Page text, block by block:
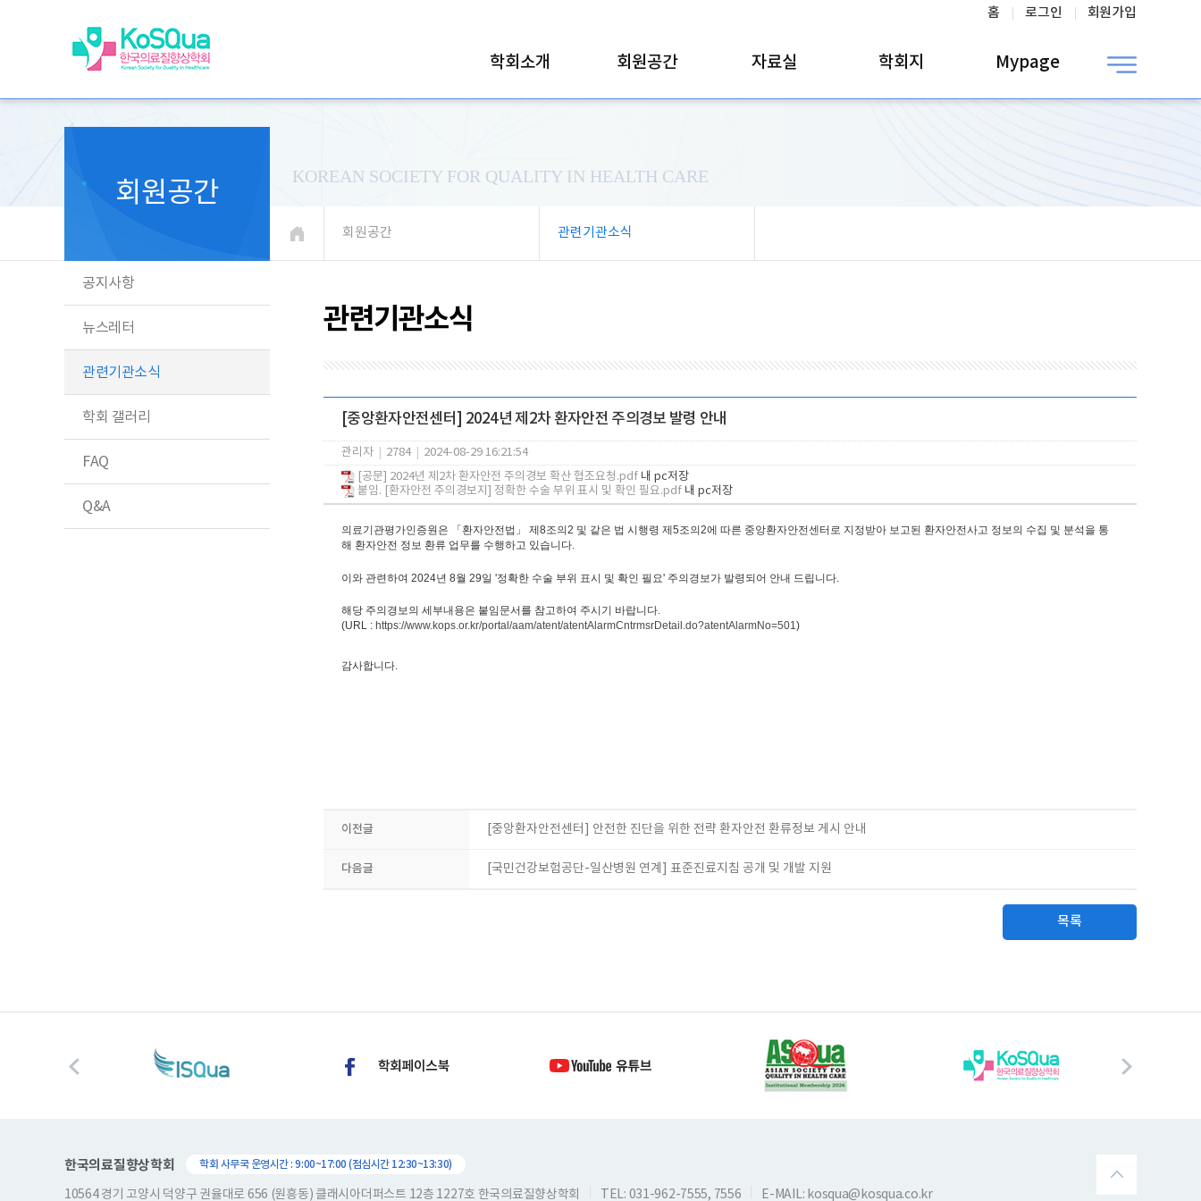
홈 로그인 회원가입
학회소개 회원공간 자료실 학회지 Mypage
KOREAN SOCIETY FOR QUALITY IN HEALTH CARE
회원공간 관련기관소식
회원공간
공지사항
뉴스레터
관련기관소식
학회 갤러리
FAQ
Q&A
관련기관소식
[중앙환자안전센터] 2024년 제2차 환자안전 주의경보 발령 안내
관리자 2784
2024-08-29 16:21:54
[공문] 2024년 제2차 환자안전 주의경보 확산 협조요청.pdf 내 pc저장
붙임. [환자안전 주의경보지] 정확한 수술 부위 표시 및 확인 필요.pdf 내 pc저장
의료기관평가인증원은 「환자안전법」 제8조의2 및 같은 법 시행령 제5조의2에 따른 중앙환자안전센터로 지정받아 보고된 환자안전사고 정보의 수집 및 분석을 통
해 환자안전 정보 환류 업무를 수행하고 있습니다.
이와 관련하여 2024년 8월 29일 '정확한 수술 부위 표시 및 확인 필요' 주의경보가 발령되어 안내 드립니다.
해당 주의경보의 세부내용은 붙임문서를 참고하여 주시기 바랍니다.
(URL : https://www.kops.or.kr/portal/aam/atent/atentAlarmCntrmsrDetail.do?atentAlarmNo=501)
감사합니다.
이전글 [중앙환자안전센터] 안전한 진단을 위한 전략 환자안전 환류정보 게시 안내
다음글 [국민건강보험공단-일산병원 연계] 표준진료지침 공개 및 개발 지원
목록
한국의료질향상학회 학회 사무국 운영시간 : 9:00~17:00 (점심시간 12:30~13:30)
10564 경기 고양시 덕양구 권율대로 656 (원흥동) 클래시아더퍼스트 12층 1227호 한국의료질향상학회 TEL: 031-962-7555, 7556 E-MAIL: kosqua@kosqua.co.kr